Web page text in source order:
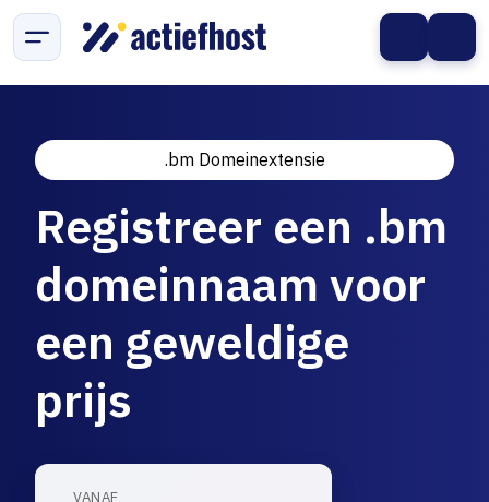
.bm Domeinextensie
Registreer een .bm
domeinnaam voor
een geweldige
prijs
VANAF